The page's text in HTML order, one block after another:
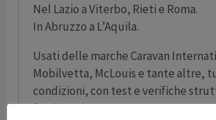
Nel Lazio a Viterbo, Rieti e Roma.
In Abruzzo a L’Aquila.
Usati delle marche Caravan
Mobilvetta, McLouis e tante altre,
condizioni, con test e verifiche
forniture interne.